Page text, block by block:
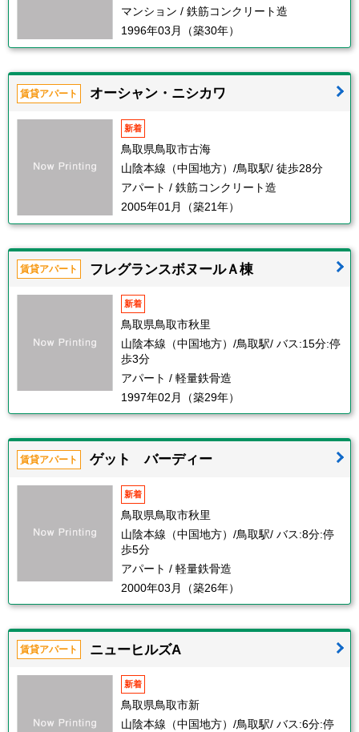
マンション / 鉄筋コンクリート造
1996年03月（築30年）
賃貸アパート オーシャン・ニシカワ
新着
鳥取県鳥取市古海
山陰本線（中国地方）/鳥取駅/ 徒歩28分
アパート / 鉄筋コンクリート造
2005年01月（築21年）
賃貸アパート フレグランスボヌールＡ棟
新着
鳥取県鳥取市秋里
山陰本線（中国地方）/鳥取駅/ バス:15分:停
歩3分
アパート / 軽量鉄骨造
1997年02月（築29年）
賃貸アパート ゲット バーディー
新着
鳥取県鳥取市秋里
山陰本線（中国地方）/鳥取駅/ バス:8分:停
歩5分
アパート / 軽量鉄骨造
2000年03月（築26年）
賃貸アパート ニューヒルズA
新着
鳥取県鳥取市新
山陰本線（中国地方）/鳥取駅/ バス:6分:停